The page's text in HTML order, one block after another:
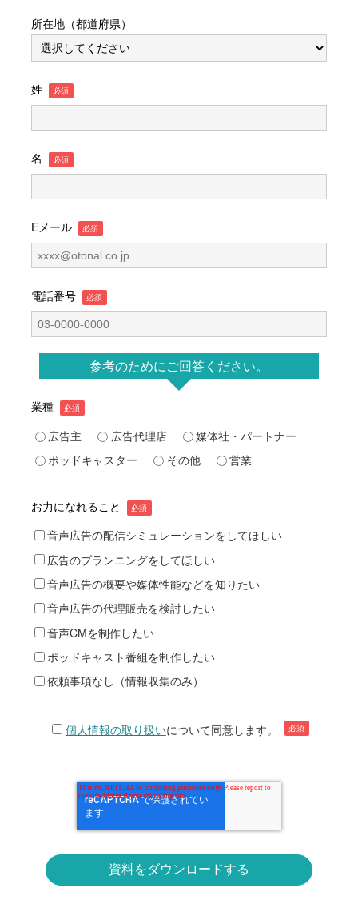
所在地（都道府県）
姓
名
Eメール
電話番号
参考のためにご回答ください。
業種
広告主
広告代理店
媒体社・パートナー
ポッドキャスター
その他 営業
お力になれること
音声広告の配信シミュレーションをしてほしい
広告のプランニングをしてほしい
音声広告の概要や媒体性能などを知りたい
音声広告の代理販売を検討したい
音声CMを制作したい
ポッドキャスト番組を制作したい
依頼事項なし（情報収集のみ）
個人情報の取り扱いについて同意します。